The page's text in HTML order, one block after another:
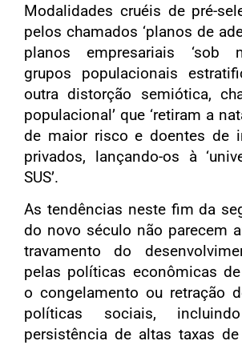
Modalidades cruéis de pré-
pelos chamados ‘planos de
planos empresariais ‘sob
grupos populacionais
outra distorção semiótica,
populacional’ que ‘retiram a
de maior risco e doentes de
privados, lançando-os à
SUS’.
As tendências neste fim da
do novo século não parecem
travamento do
pelas políticas econômicas de
o congelamento ou retração
políticas sociais,
persistência de altas taxas de